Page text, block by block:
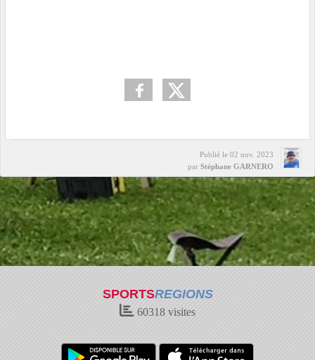
Publié le 02 nov. 2023
par Stéphane GARNERO
SPORTSREGIONS
60318 visites